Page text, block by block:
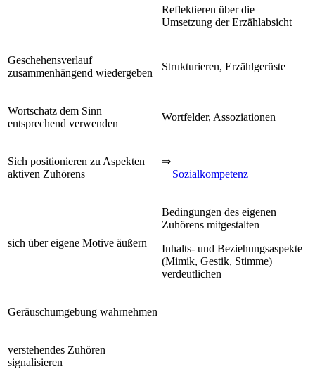
Reflektieren über die
Umsetzung der Erzählabsicht
Geschehensverlauf
zusammenhängend wiedergeben
Strukturieren, Erzählgerüste
Wortschatz dem Sinn
entsprechend verwenden
Wortfelder, Assoziationen
Sich positionieren zu Aspekten
aktiven Zuhörens
⇒
Sozialkompetenz
sich über eigene Motive äußern
Bedingungen des eigenen
Zuhörens mitgestalten
Inhalts- und Beziehungsaspekte
(Mimik, Gestik, Stimme)
verdeutlichen
Geräuschumgebung wahrnehmen
verstehendes Zuhören
signalisieren